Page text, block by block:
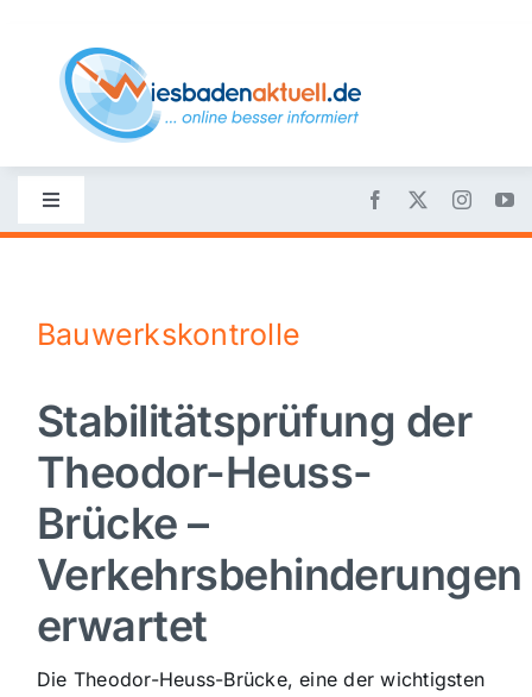
content
Toggle
Navigation
Nachrichten
Politik
Wirtschaft
Sport
Bauwerkskontrolle
Stabilitätsprüfung der
Theodor-Heuss-
Brücke –
Verkehrsbehinderungen
erwartet
Die Theodor-Heuss-Brücke, eine der wichtigsten